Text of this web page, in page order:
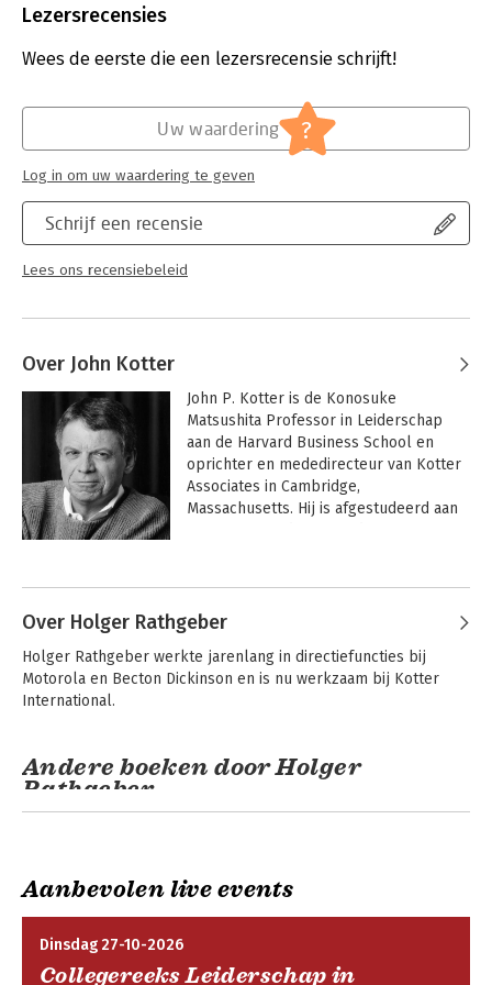
Uitgever:
Verschijningsdatum:
14-3-2023
Verandermanagement
Business Bibliotheek
Lezersrecensies
Wees de eerste die een lezersrecensie schrijft!
Schrijf een recensie
Lees ons recensiebeleid
Uw waardering ?
Log in om uw waardering te geven
Over John Kotter
John P. Kotter is de Konosuke
Matsushita Professor in Leiderschap
aan de Harvard Business School en
oprichter en mededirecteur van Kotter
Associates in Cambridge,
Massachusetts. Hij is afgestudeerd aan
vaste aanstelling en een volledig
opleidingsinstituut, waarmee hij een van
de jongste mensen in de geschiedenis
Over Holger Rathgeber
Holger Rathgeber werkte jarenlang in directiefuncties bij
Motorola en Becton Dickinson en is nu werkzaam bij Kotter
International.
Andere boeken door Holger
Rathgeber
Aanbevolen live events
Dinsdag 27-10-2026
Collegereeks Leiderschap in